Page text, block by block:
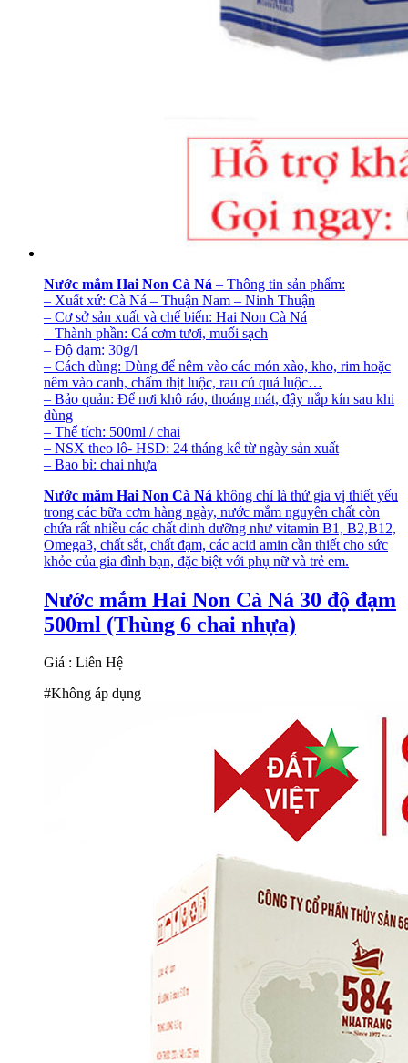
Nước mắm Hai Non Cà Ná – Thông tin sản phẩm:
– Xuất xứ: Cà Ná – Thuận Nam – Ninh Thuận
– Cơ sở sản xuất và chế biến: Hai Non Cà Ná
– Thành phần: Cá cơm tươi, muối sạch
– Độ đạm: 30g/l
– Cách dùng: Dùng để nêm vào các món xào, kho, rim hoặc
nêm vào canh, chấm thịt luộc, rau củ quả luộc…
– Bảo quản: Để nơi khô ráo, thoáng mát, đậy nắp kín sau khi
dùng
– Thể tích: 500ml / chai
– NSX theo lô- HSD: 24 tháng kể từ ngày sản xuất
– Bao bì: chai nhựa
Nước mắm Hai Non Cà Ná không chỉ là thứ gia vị thiết yếu
trong các bữa cơm hàng ngày, nước mắm nguyên chất còn
chứa rất nhiều các chất dinh dưỡng như vitamin B1, B2,B12,
Omega3, chất sắt, chất đạm, các acid amin cần thiết cho sức
khỏe của gia đình bạn, đặc biệt với phụ nữ và trẻ em.
Nước mắm Hai Non Cà Ná 30 độ đạm
500ml (Thùng 6 chai nhựa)
Giá : Liên Hệ
#Không áp dụng